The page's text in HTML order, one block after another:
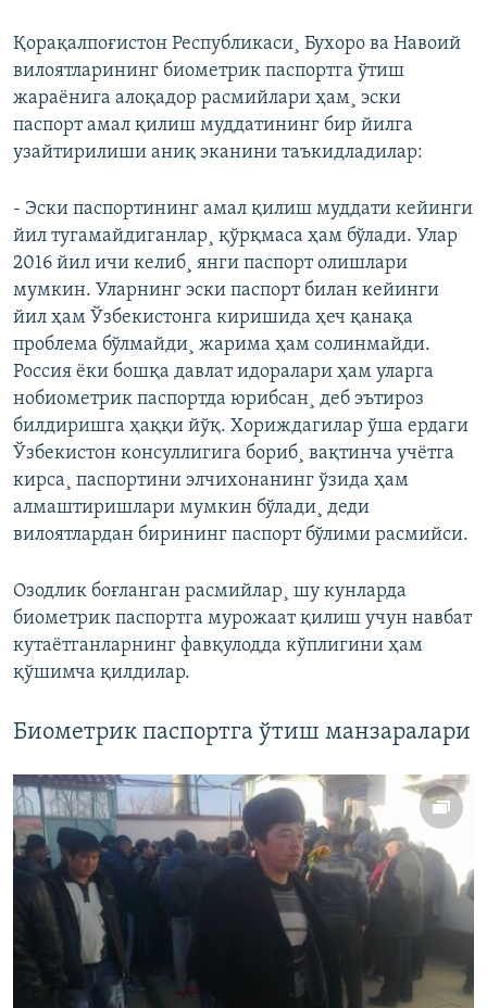
Қорақалпоғистон Республикаси¸ Бухоро ва Навоий
вилоятларининг биометрик паспортга ўтиш
жараëнига алоқадор расмийлари ҳам¸ эски
паспорт амал қилиш муддатининг бир йилга
узайтирилиши аниқ эканини таъкидладилар:
- Эски паспортининг амал қилиш муддати кейинги
йил тугамайдиганлар¸ қўрқмаса ҳам бўлади. Улар
2016 йил ичи келиб¸ янги паспорт олишлари
мумкин. Уларнинг эски паспорт билан кейинги
йил ҳам Ўзбекистонга киришида ҳеч қанақа
проблема бўлмайди¸ жарима ҳам солинмайди.
Россия ëки бошқа давлат идоралари ҳам уларга
нобиометрик паспортда юрибсан¸ деб эътироз
билдиришга ҳаққи йўқ. Хориждагилар ўша ердаги
Ўзбекистон консуллигига бориб¸ вақтинча учëтга
кирса¸ паспортини элчихонанинг ўзида ҳам
алмаштиришлари мумкин бўлади¸ деди
вилоятлардан бирининг паспорт бўлими расмийси.
Озодлик боғланган расмийлар¸ шу кунларда
биометрик паспортга мурожаат қилиш учун навбат
кутаëтганларнинг фавқулодда кўплигини ҳам
қўшимча қилдилар.
Биометрик паспортга ўтиш манзаралари